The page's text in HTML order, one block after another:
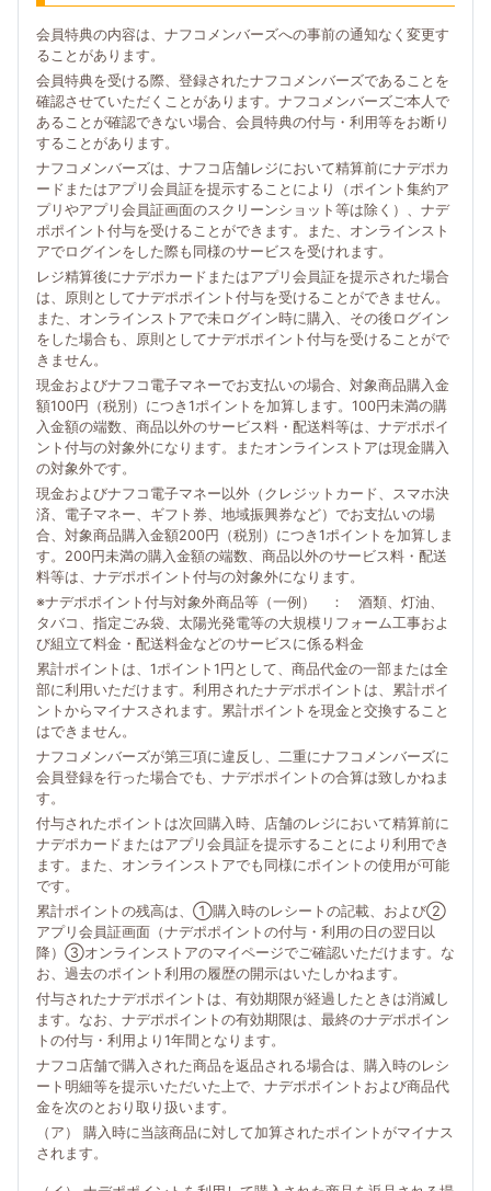
会員特典の内容は、ナフコメンバーズへの事前の通知なく変更す
ることがあります。
会員特典を受ける際、登録されたナフコメンバーズであることを
確認させていただくことがあります。ナフコメンバーズご本人で
あることが確認できない場合、会員特典の付与・利用等をお断り
することがあります。
ナフコメンバーズは、ナフコ店舗レジにおいて精算前にナデポカ
ードまたはアプリ会員証を提示することにより（ポイント集約ア
プリやアプリ会員証画面のスクリーンショット等は除く）、ナデ
ポポイント付与を受けることができます。また、オンラインスト
アでログインをした際も同様のサービスを受けれます。
レジ精算後にナデポカードまたはアプリ会員証を提示された場合
は、原則としてナデポポイント付与を受けることができません。
また、オンラインストアで未ログイン時に購入、その後ログイン
をした場合も、原則としてナデポポイント付与を受けることがで
きません。
現金およびナフコ電子マネーでお支払いの場合、対象商品購入金
額100円（税別）につき1ポイントを加算します。100円未満の購
入金額の端数、商品以外のサービス料・配送料等は、ナデポポイ
ント付与の対象外になります。またオンラインストアは現金購入
の対象外です。
現金およびナフコ電子マネー以外（クレジットカード、スマホ決
済、電子マネー、ギフト券、地域振興券など）でお支払いの場
合、対象商品購入金額200円（税別）につき1ポイントを加算しま
す。200円未満の購入金額の端数、商品以外のサービス料・配送
料等は、ナデポポイント付与の対象外になります。
※ナデポポイント付与対象外商品等（一例） ： 酒類、灯油、
タバコ、指定ごみ袋、太陽光発電等の大規模リフォーム工事およ
び組立て料金・配送料金などのサービスに係る料金
累計ポイントは、1ポイント1円として、商品代金の一部または全
部に利用いただけます。利用されたナデポポイントは、累計ポイ
ントからマイナスされます。累計ポイントを現金と交換すること
はできません。
ナフコメンバーズが第三項に違反し、二重にナフコメンバーズに
会員登録を行った場合でも、ナデポポイントの合算は致しかねま
す。
付与されたポイントは次回購入時、店舗のレジにおいて精算前に
ナデポカードまたはアプリ会員証を提示することにより利用でき
ます。また、オンラインストアでも同様にポイントの使用が可能
です。
累計ポイントの残高は、①購入時のレシートの記載、および②
アプリ会員証画面（ナデポポイントの付与・利用の日の翌日以
降）③オンラインストアのマイページでご確認いただけます。な
お、過去のポイント利用の履歴の開示はいたしかねます。
付与されたナデポポイントは、有効期限が経過したときは消滅し
ます。なお、ナデポポイントの有効期限は、最終のナデポポイン
トの付与・利用より1年間となります。
ナフコ店舗で購入された商品を返品される場合は、購入時のレシ
ート明細等を提示いただいた上で、ナデポポイントおよび商品代
金を次のとおり取り扱います。
（ア） 購入時に当該商品に対して加算されたポイントがマイナス
されます。